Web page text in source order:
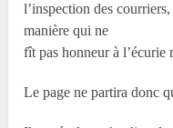
l’inspection des
manière qui ne
fît pas honneur à l’écurie
Le page ne partira donc